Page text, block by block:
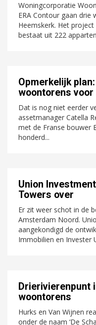
Woningcorporatie
ERA Contour gaan drie
Heemskerk. Het
bestaat uit 222
Opmerkelijk
woontorens voor
Dat is nog niet eerder
assetmanager Catella
met de Franse bouwer
honderd...
Union
Towers over
Er zit weer schot in de
Amsterdam Noord.
aangekondigd de
Immobilien en Invester
Drierivierenpunt
woontorens
Hurks en Van Wijnen
onder de naam ‘De